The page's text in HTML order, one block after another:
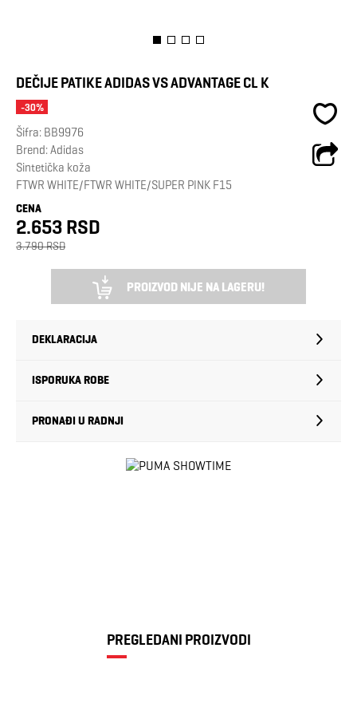
DEČIJE PATIKE ADIDAS VS ADVANTAGE CL K
-30%
Šifra: BB9976
Brend:Adidas
Sintetička koža
FTWR WHITE/FTWR WHITE/SUPER PINK F15
CENA
2.653 RSD
3.790 RSD
PROIZVOD NIJE NA LAGERU!
DEKLARACIJA
ISPORUKA ROBE
PRONAĐI U RADNJI
PREGLEDANI PROIZVODI